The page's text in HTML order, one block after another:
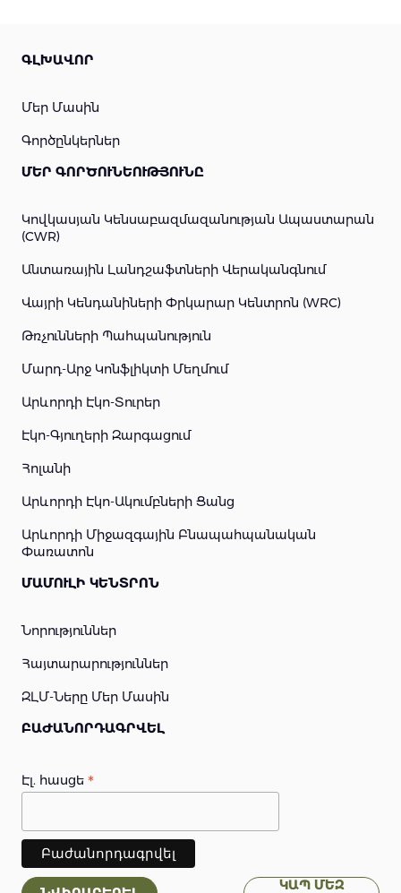
ԳԼԽԱՎՈՐ
Մեր Մասին
Գործընկերներ
ՄԵՐ ԳՈՐԾՈՒՆԵՈՒԹՅՈՒՆԸ
Կովկասյան Կենսաբազմազանության Ապաստարան
(CWR)
Անտառային Լանդշաֆտների Վերականգնում
Վայրի Կենդանիների Փրկարար Կենտրոն (WRC)
Թռչունների Պահպանություն
Մարդ-Արջ Կոնֆլիկտի Մեղմում
Արևորդի Էկո-Տուրեր
Էկո-Գյուղերի Զարգացում
Հոլանի
Արևորդի Էկո-Ակումբների Ցանց
Արևորդի Միջազգային Բնապահպանական
Փառատոն
ՄԱՄՈՒԼԻ ԿԵՆՏՐՈՆ
Նորություններ
Հայտարարություններ
ԶԼՄ-Ները Մեր Մասին
ԲԱԺԱՆՈՐԴԱԳՐՎԵԼ
Էլ. հասցե *
ԿԱՊ ՄԵԶ